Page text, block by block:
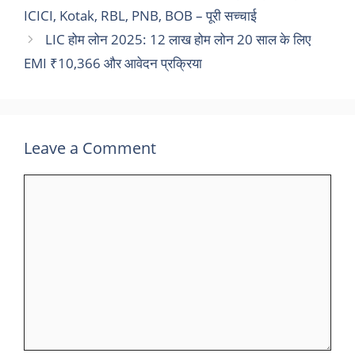
ICICI, Kotak, RBL, PNB, BOB – पूरी सच्चाई
LIC होम लोन 2025: 12 लाख होम लोन 20 साल के लिए
EMI ₹10,366 और आवेदन प्रक्रिया
Leave a Comment